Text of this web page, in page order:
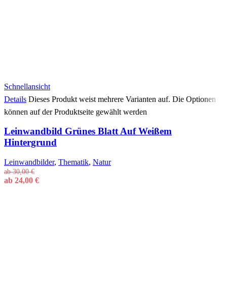
Schnellansicht
Details Dieses Produkt weist mehrere Varianten auf. Die Optionen
können auf der Produktseite gewählt werden
Leinwandbild Grünes Blatt Auf Weißem
Hintergrund
Leinwandbilder, Thematik, Natur
ab30,00€
ab 24,00 €